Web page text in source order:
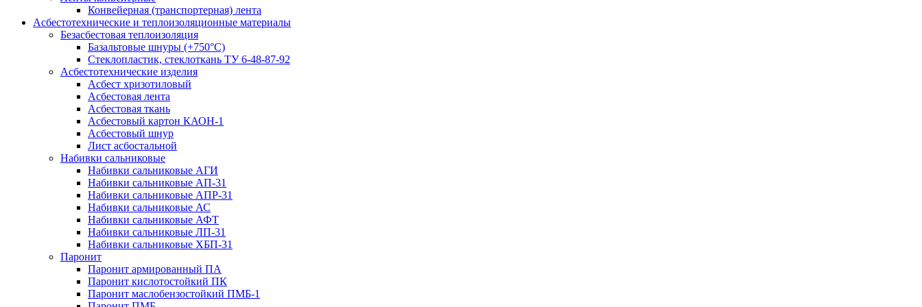
Конвейерная (транспортерная) лента
Асбестотехнические и теплоизоляционные материалы
Безасбестовая теплоизоляция
Базальтовые шнуры (+750°С)
Стеклопластик, стеклоткань ТУ 6-48-87-92
Асбестотехнические изделия
Асбест хризотиловый
Асбестовая лента
Асбестовая ткань
Асбестовый картон КАОН-1
Асбестовый шнур
Лист асбостальной
Набивки сальниковые
Набивки сальниковые АГИ
Набивки сальниковые АП-31
Набивки сальниковые АПР-31
Набивки сальниковые АС
Набивки сальниковые АФТ
Набивки сальниковые ЛП-31
Набивки сальниковые ХБП-31
Паронит
Паронит армированный ПА
Паронит кислотостойкий ПК
Паронит маслобензостойкий ПМБ-1